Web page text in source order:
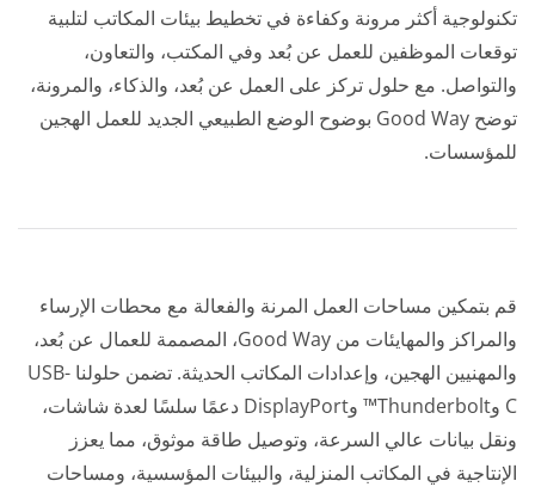
تكنولوجية أكثر مرونة وكفاءة في تخطيط بيئات المكاتب لتلبية
توقعات الموظفين للعمل عن بُعد وفي المكتب، والتعاون،
والتواصل. مع حلول تركز على العمل عن بُعد، والذكاء، والمرونة،
توضح Good Way بوضوح الوضع الطبيعي الجديد للعمل الهجين
للمؤسسات.
قم بتمكين مساحات العمل المرنة والفعالة مع محطات الإرساء
والمراكز والمهايئات من Good Way، المصممة للعمال عن بُعد،
والمهنيين الهجين، وإعدادات المكاتب الحديثة. تضمن حلولنا USB-
C وThunderbolt™ وDisplayPort دعمًا سلسًا لعدة شاشات،
ونقل بيانات عالي السرعة، وتوصيل طاقة موثوق، مما يعزز
الإنتاجية في المكاتب المنزلية، والبيئات المؤسسية، ومساحات